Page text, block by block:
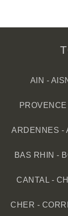
AIN -
PROVENCE
ARDENNES -
BAS RHIN -
CANTAL -
CHER -